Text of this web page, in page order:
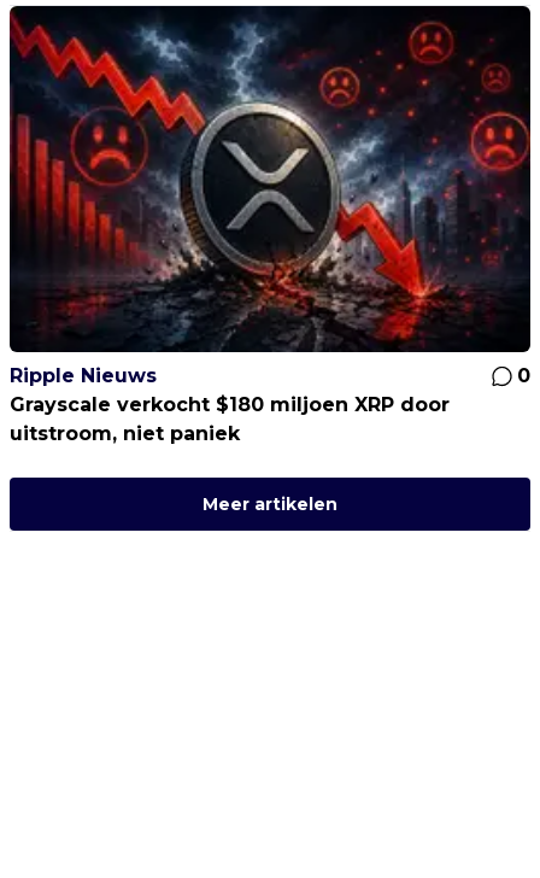
Ripple Nieuws
0
Grayscale verkocht $180 miljoen XRP door
uitstroom, niet paniek
Meer artikelen